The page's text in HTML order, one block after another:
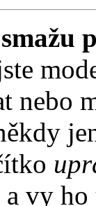
nebo
a vy